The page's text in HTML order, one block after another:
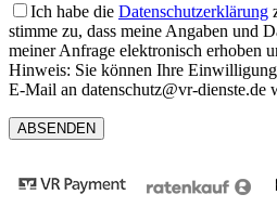
Ich habe die Datenschutzerklärung
stimme zu, dass meine Angaben und
meiner Anfrage elektronisch erhoben
Hinweis: Sie können Ihre
E-Mail an datenschutz@vr-dienste.de